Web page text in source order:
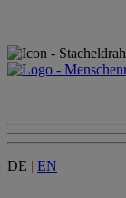
DE | EN